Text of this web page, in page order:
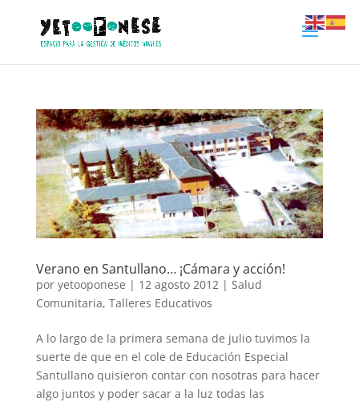
Verano en Santullano… ¡Cámara y acción!
por yetooponese | 12 agosto 2012| Salud
Comunitaria, Talleres Educativos
A lo largo de la primera semana de julio tuvimos la
suerte de que en el cole de Educación Especial
Santullano quisieron contar con nosotras para hacer
algo juntos y poder sacar a la luz todas las